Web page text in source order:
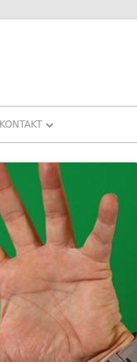
KONTAKT
DOWNLOADS
FAQ
DATENSCHUTZ
IMPRESSUM